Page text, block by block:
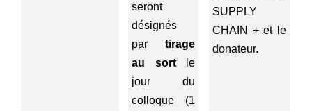
seront
désignés
par tirage
au sortle
jour du
colloque (1
SUPPLY
CHAIN + et le
donateur.